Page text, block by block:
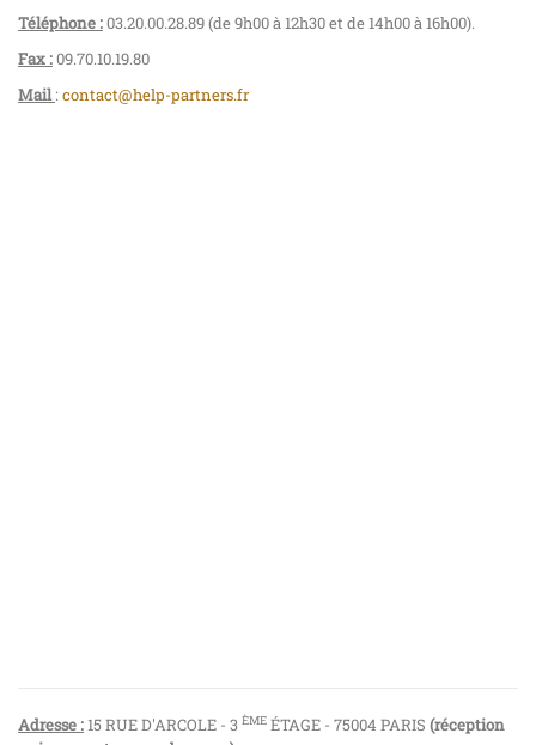
Téléphone :03.20.00.28.89 (de 9h00 à 12h30 et de 14h00 à 16h00).
Fax :09.70.10.19.80
Mail: contact@help-partners.fr
Adresse :15 RUE D'ARCOLE - 3 ÈME ÉTAGE - 75004 PARIS (réception